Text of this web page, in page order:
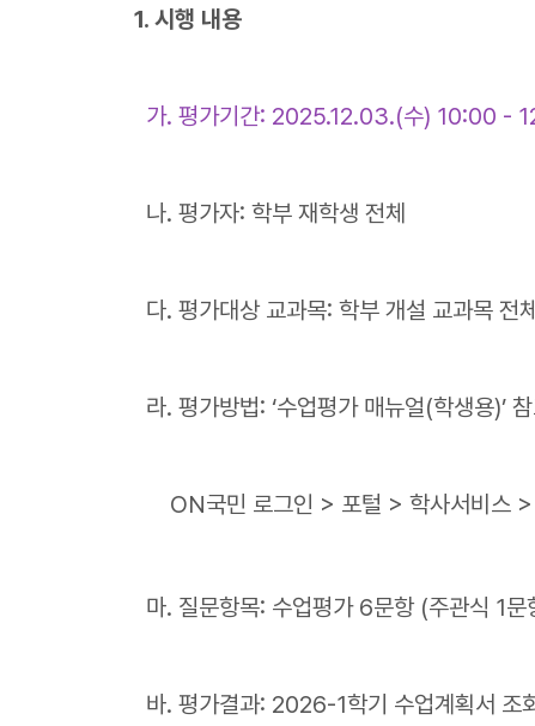
1. 시행 내용
가. 평가기간: 2025.12.03.(수) 10:00 -
나. 평가자: 학부 재학생 전체
다. 평가대상 교과목: 학부 개설 교과목 전체
라. 평가방법: ‘수업평가 매뉴얼(학생용)’
ON국민 로그인 > 포털 > 학사서비스 >
마. 질문항목: 수업평가 6문항 (주관식 1
바. 평가결과: 2026-1학기 수업계획서 조